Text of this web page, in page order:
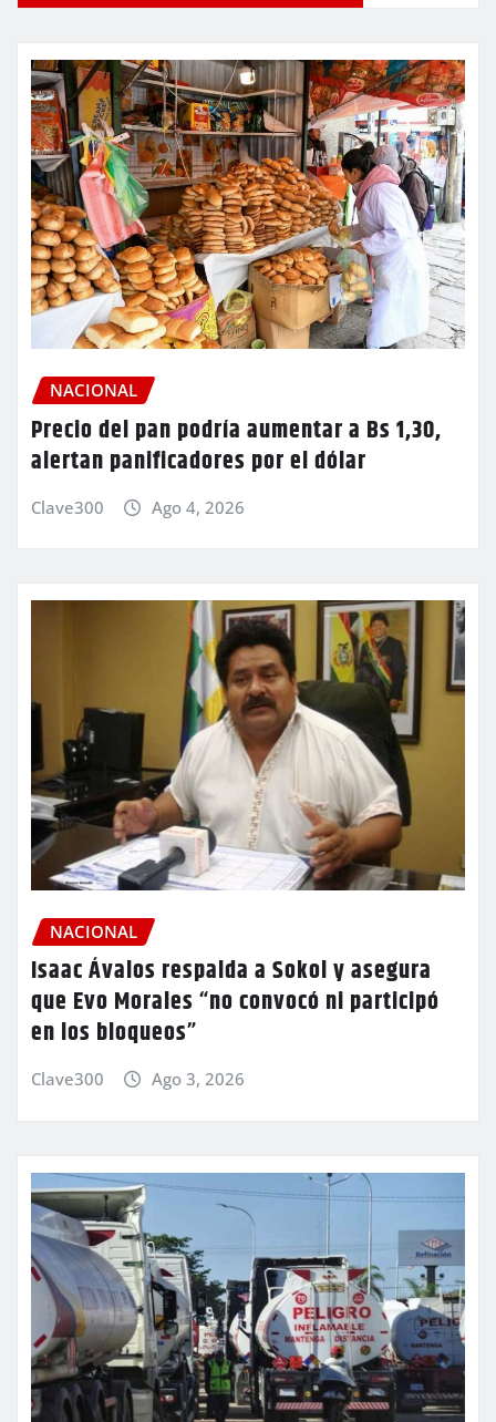
NACIONAL
Precio del pan podría aumentar a Bs 1,30,
alertan panificadores por el dólar
Clave300 Ago 4, 2026
NACIONAL
Isaac Ávalos respalda a Sokol y asegura
que Evo Morales “no convocó ni participó
en los bloqueos”
Clave300 Ago 3, 2026